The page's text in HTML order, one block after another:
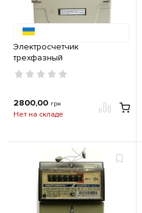
Электросчетчик
трехфазный
многотарифный CE 303-U A
S31 145 JAVZ 230В (5-60А)
2800,00 грн
Нет на складе